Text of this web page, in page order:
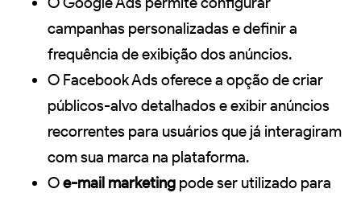
campanhas personalizadas e definir a
frequência de exibição dos anúncios.
O Facebook Ads oferece a opção de criar
públicos-alvo detalhados e exibir anúncios
recorrentes para usuários que já interagiram
com sua marca na plataforma.
Oe-mail marketing pode ser utilizado para